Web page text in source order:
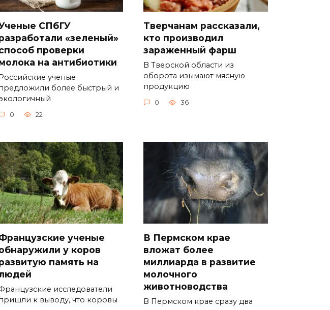
СПбГУ
«зеленый»
проверки
на антибиотики
ученые
более быстрый и
0 22
Тверчанам рассказали,
кто производил
зараженный фарш
В Тверской области из
оборота изымают мясную
продукцию
0 36
ученые
у коров
память на
исследователи
к выводу, что коровы
В Пермском крае
вложат более
миллиарда в развитие
молочного
животноводства
В Пермском крае сразу два